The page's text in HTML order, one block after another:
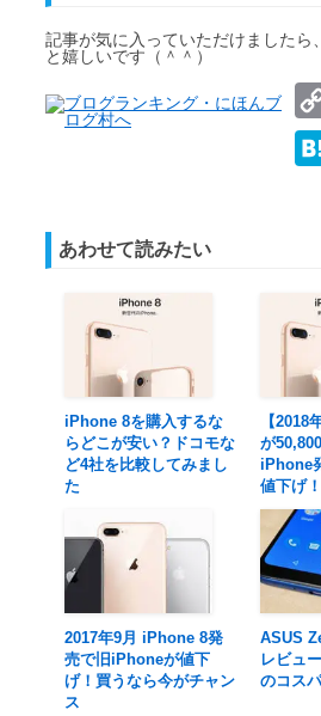
記事が気に入っていただけましたら
と嬉しいです（＾＾）
あわせて読みたい
iPhone 8を購入するな
らどこが安い？ドコモな
ど4社を比較してみまし
た
【2018
が
iPhone
値下げ！
2017年9月 iPhone 8発
売で旧iPhoneが値下
げ！買うなら今がチャン
ス
ASUS
レビュ
のコス